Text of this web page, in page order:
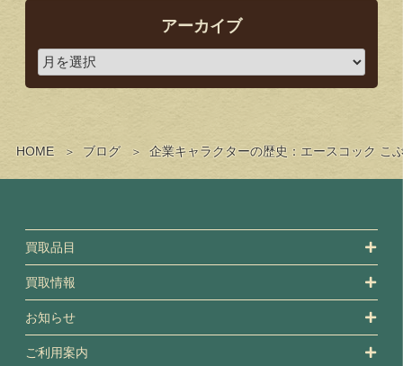
HOME ブログ 企業キャラクターの歴史：エースコック こ
アーカイブ
買取品目
買取情報
お知らせ
ご利用案内